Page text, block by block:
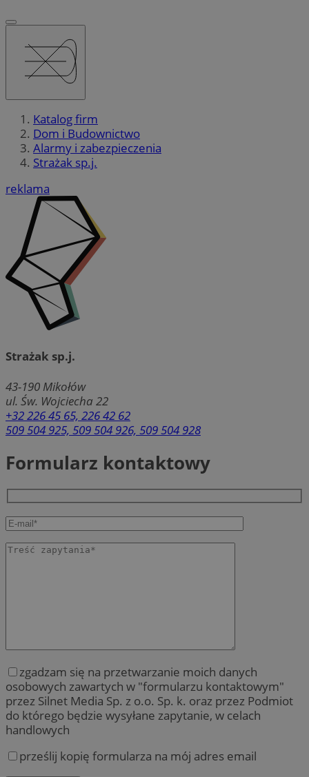
Katalog firm
Dom i Budownictwo
Alarmy i zabezpieczenia
Strażak sp.j.
reklama
Strażak sp.j.
43-190 Mikołów
ul. Św. Wojciecha 22
+32 226 45 65, 226 42 62
509 504 925, 509 504 926, 509 504 928
Formularz kontaktowy
zgadzam się na przetwarzanie moich danych
osobowych zawartych w "formularzu kontaktowym"
przez Silnet Media Sp. z o.o. Sp. k. oraz przez Podmiot
do którego będzie wysyłane zapytanie, w celach
handlowych
prześlij kopię formularza na mój adres email